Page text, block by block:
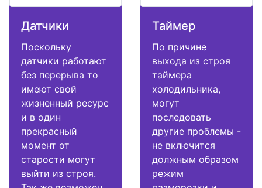
Датчики
Поскольку
датчики работают
без перерыва то
имеют свой
жизненный ресурс
и в один
прекрасный
момент от
старости могут
выйти из строя.
Таймер
По причине
выхода из строя
таймера
холодильника,
могут
последовать
другие проблемы -
не включится
должным образом
режим